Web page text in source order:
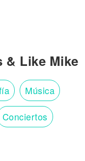
& Like Mike
Música
Conciertos